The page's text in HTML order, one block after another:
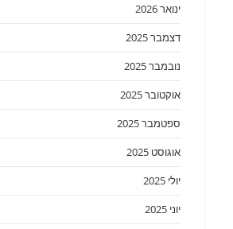
ינואר 2026
דצמבר 2025
נובמבר 2025
אוקטובר 2025
ספטמבר 2025
אוגוסט 2025
יולי 2025
יוני 2025